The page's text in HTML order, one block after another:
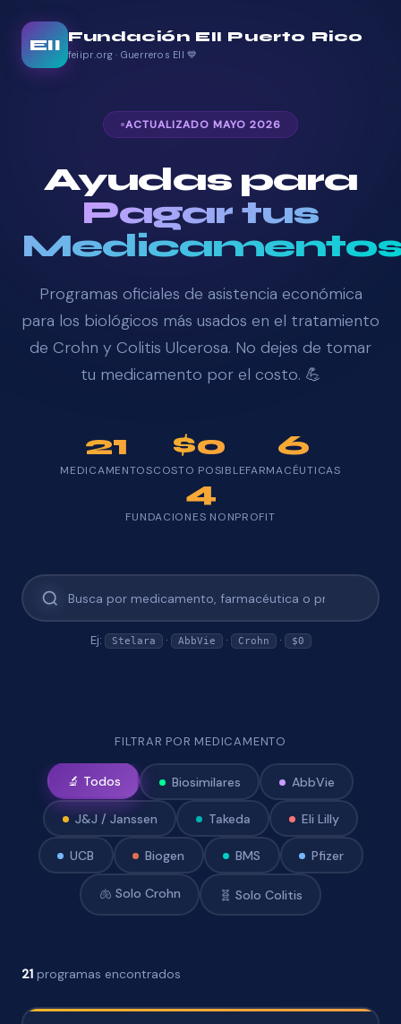
EII Fundación EII Puerto Rico
feiipr.org · Guerreros EII 💙
ACTUALIZADO MAYO 2026
Ayudas para
Pagar tus
Programas oficiales de asistencia económica
para los biológicos más usados en el tratamiento
de Crohn y Colitis Ulcerosa. No dejes de tomar
tu medicamento por el costo. 💪
21
MEDICAMENTOS
$0
COSTO POSIBLE
6
FARMACÉUTICAS
4
FUNDACIONES NONPROFIT
Ej: Stelara · AbbVie · Crohn · $0
FILTRAR POR MEDICAMENTO
🔬 Todos Biosimilares AbbVie
J&J / Janssen Takeda Eli Lilly
UCB Biogen BMS Pfizer
🫁 Solo Crohn 🧬 Solo Colitis
21 programas encontrados